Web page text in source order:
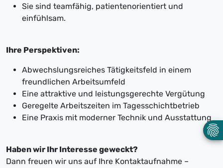
Sie sind teamfähig, patientenorientiert und
einfühlsam.
Ihre Perspektiven:
Abwechslungsreiches Tätigkeitsfeld in einem
freundlichen Arbeitsumfeld
Eine attraktive und leistungsgerechte Vergütung
Geregelte Arbeitszeiten im Tagesschichtbetrieb
Eine Praxis mit moderner Technik und Ausstattung
Haben wir Ihr Interesse geweckt?
Dann freuen wir uns auf Ihre Kontaktaufnahme –